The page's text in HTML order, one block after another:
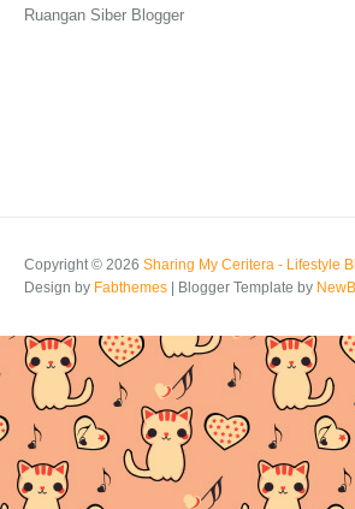
Ruangan Siber Blogger
Copyright © 2026 Sharing My Ceritera - Lifestyle
Design by Fabthemes | Blogger Template by